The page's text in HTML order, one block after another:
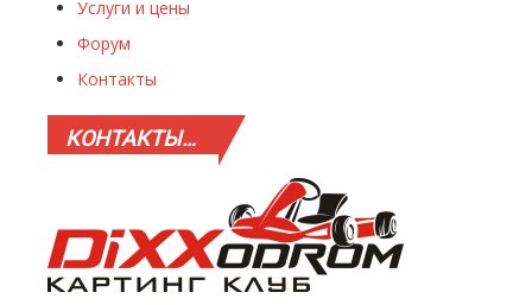
Услуги и цены
Форум
Контакты
КОНТАКТЫ…